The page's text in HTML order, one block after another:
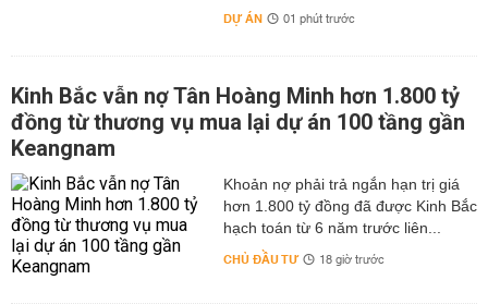
DỰ ÁN 01 phút trước
Kinh Bắc vẫn nợ Tân Hoàng Minh hơn 1.800 tỷ
đồng từ thương vụ mua lại dự án 100 tầng gần
Keangnam
hơn 1.800 tỷ đồng đã được Kinh Bắc
hạch toán từ 6 năm trước liên...
CHỦ ĐẦU TƯ 18 giờ trước